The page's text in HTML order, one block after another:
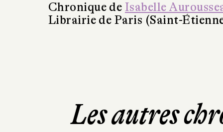
Chronique de Isabelle
Librairie de Paris (Saint-
Les autres